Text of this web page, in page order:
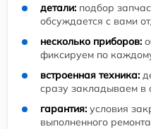
детали: подбор
обсуждается с вами
несколько приборов:
фиксируем по
встроенная техника:
сразу закладываем в
гарантия: условия
выполненного ремонта